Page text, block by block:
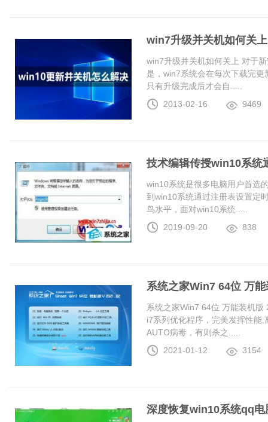
win7升级并关机如何关上
win7升级并关机如何关上 对于
是，win7系统会在每次下载完
只有升级完成后才会自.....
2013-02-16
9469
技术编辑传授win10系统
win10系统是很多电脑用户首选
到win10系统通过注册表设置定
鸟水平，面对win10系统.....
2019-09-20
838
系统之家Win7 64位 万
系统之家Win7 64位 万能装机
i7系列优化程序，完美发挥性能
AUTO病毒，有则杀之.....
2021-01-12
3154
深度恢复win10系统qq